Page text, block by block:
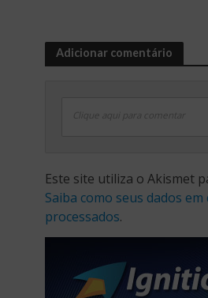
Adicionar comentário
Clique aqui para comentar
Este site utiliza o Akismet
Saiba como seus dados
processados.